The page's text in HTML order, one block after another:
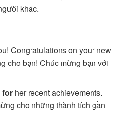
khác.
Congratulations on your new
cho bạn! Chúc mừng bạn với
for her recent achievements.
cho những thành tích gần